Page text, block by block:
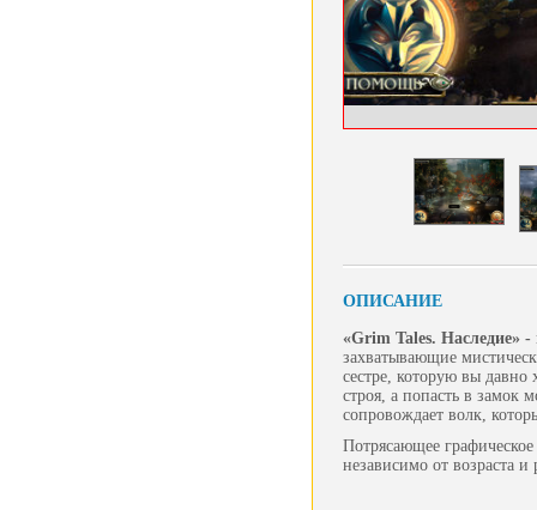
ОПИСАНИЕ
«Grim Tales. Наследие» -
захватывающие
сестре, которую вы давно
строя, а попасть в замок
сопровождает волк,
Потрясающее
независимо от возраста и